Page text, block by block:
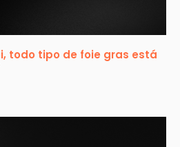
todo tipo de foie gras está